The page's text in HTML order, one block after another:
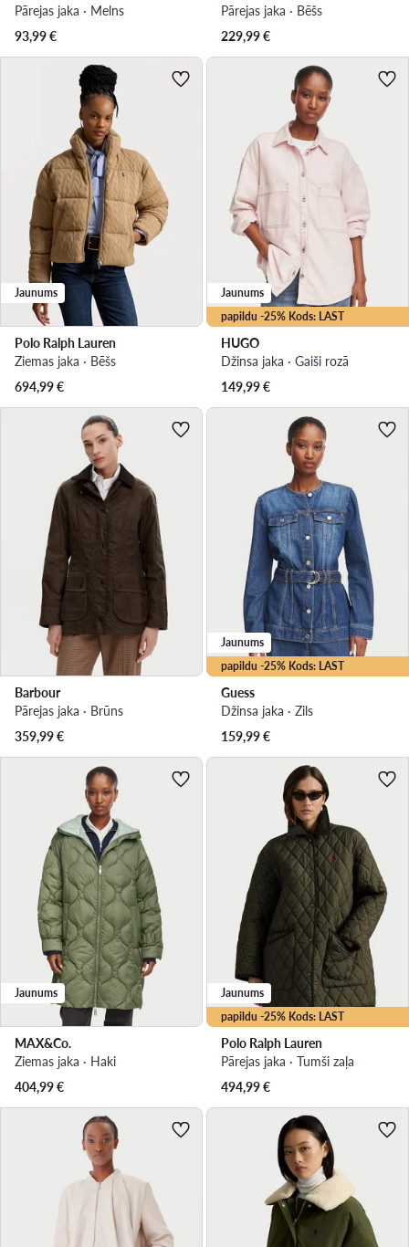
Pārejas jaka · Melns
93,99€
Pārejas jaka · Bēšs
229,99€
Jaunums
Polo Ralph Lauren
Ziemas jaka · Bēšs
694,99€
papildu -25% Kods: LAST
Jaunums
HUGO
Džinsa jaka · Gaiši rozā
149,99€
Barbour
Pārejas jaka · Brūns
359,99€
papildu -25% Kods: LAST
Jaunums
Guess
Džinsa jaka · Zils
159,99€
Jaunums
MAX&Co.
Ziemas jaka · Haki
404,99€
papildu -25% Kods: LAST
Jaunums
Polo Ralph Lauren
Pārejas jaka · Tumši zaļa
494,99€